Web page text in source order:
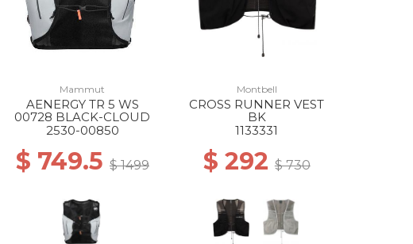
Mammut
AENERGY TR 5 WS
00728 BLACK-CLOUD
2530-00850
$ 749.5 $ 1499
Montbell
CROSS RUNNER VEST
BK
1133331
$ 292 $ 730